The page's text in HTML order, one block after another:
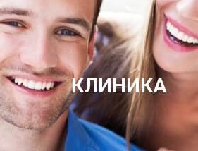
КЛИНИКА